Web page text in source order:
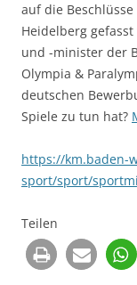
auf die
Heidelberg
und -minister der
Olympia &
deutschen
Spiele zu tun hat?
https://km.baden-
sport/sport/
Teilen